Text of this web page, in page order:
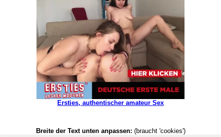
Ersties, authentischer amateur Sex
Breite der Text unten anpassen: (braucht 'cookies')